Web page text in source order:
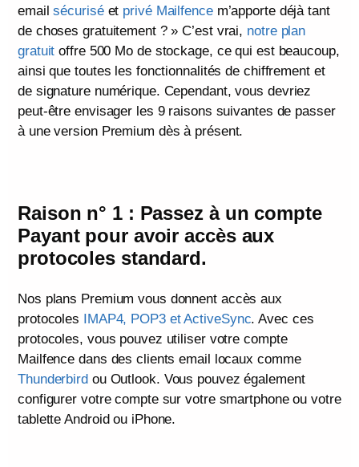
emailsécurisé et privé Mailfence m’apporte déjà tant
de choses gratuitement ? » C’est vrai, notre plan
gratuit offre 500 Mo de stockage, ce qui est beaucoup,
ainsi que toutes les fonctionnalités de chiffrement et
de signature numérique. Cependant, vous devriez
peut-être envisager les 9 raisons suivantes de passer
à une version Premium dès à présent.
Raison n° 1 : Passez à un compte
Payant pour avoir accès aux
protocoles standard.
Nos plans Premium vous donnent accès aux
protocoles IMAP4, POP3 et ActiveSync. Avec ces
protocoles, vous pouvez utiliser votre compte
Mailfence dans des clients email locaux comme
Thunderbirdou Outlook. Vous pouvez également
configurer votre compte sur votre smartphone ou votre
tablette Android ou iPhone.